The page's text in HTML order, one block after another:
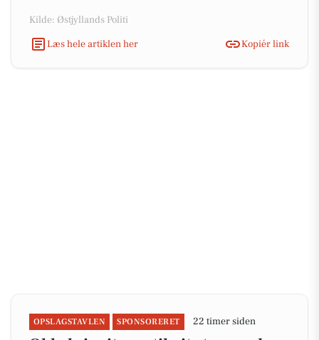
Kilde: Østjyllands Politi
Læs hele artiklen her
Kopiér link
OPSLAGSTAVLEN SPONSORERET 22 timer siden